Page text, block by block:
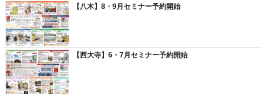
【八木】8・9月セミナー予約開始
【西大寺】6・7月セミナー予約開始